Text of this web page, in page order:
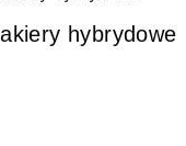
hybrydowe